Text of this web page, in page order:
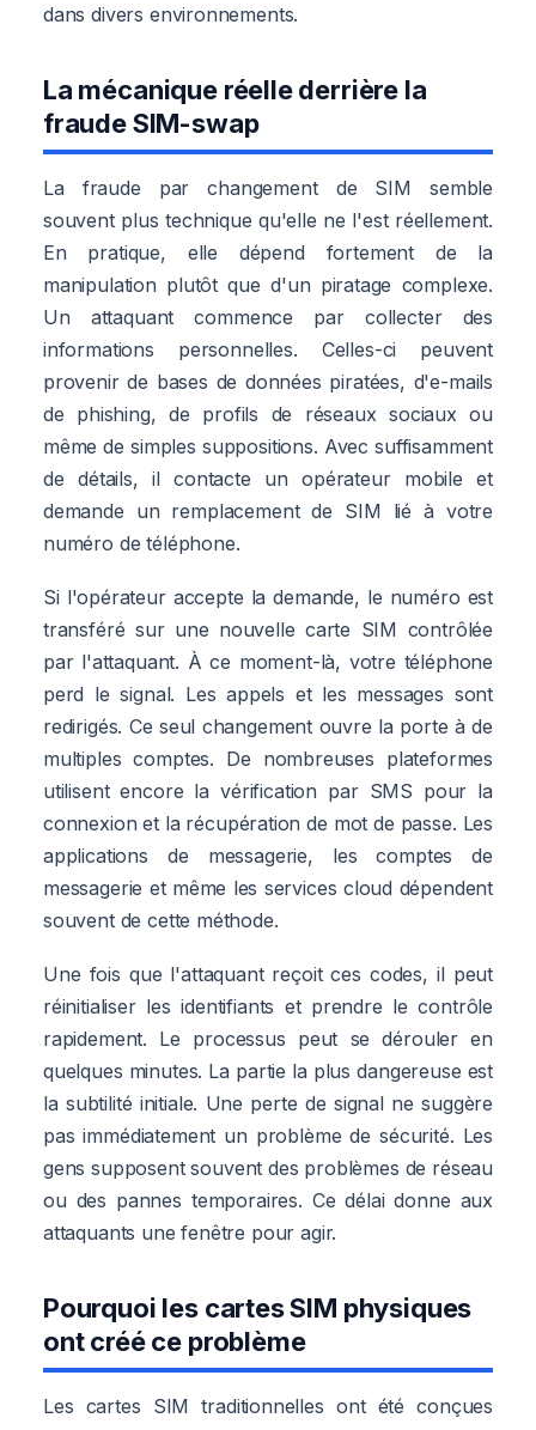
dans divers environnements.
La mécanique réelle derrière la
fraude SIM-swap
La fraude par changement de SIM semble
souvent plus technique qu'elle ne l'est réellement.
En pratique, elle dépend fortement de la
manipulation plutôt que d'un piratage complexe.
Un attaquant commence par collecter des
informations personnelles. Celles-ci peuvent
provenir de bases de données piratées, d'e-mails
de phishing, de profils de réseaux sociaux ou
même de simples suppositions. Avec suffisamment
de détails, il contacte un opérateur mobile et
demande un remplacement de SIM lié à votre
numéro de téléphone.
Si l'opérateur accepte la demande, le numéro est
transféré sur une nouvelle carte SIM contrôlée
par l'attaquant. À ce moment-là, votre téléphone
perd le signal. Les appels et les messages sont
redirigés. Ce seul changement ouvre la porte à de
multiples comptes. De nombreuses plateformes
utilisent encore la vérification par SMS pour la
connexion et la récupération de mot de passe. Les
applications de messagerie, les comptes de
messagerie et même les services cloud dépendent
souvent de cette méthode.
Une fois que l'attaquant reçoit ces codes, il peut
réinitialiser les identifiants et prendre le contrôle
rapidement. Le processus peut se dérouler en
quelques minutes. La partie la plus dangereuse est
la subtilité initiale. Une perte de signal ne suggère
pas immédiatement un problème de sécurité. Les
gens supposent souvent des problèmes de réseau
ou des pannes temporaires. Ce délai donne aux
attaquants une fenêtre pour agir.
Pourquoi les cartes SIM physiques
ont créé ce problème
Les cartes SIM traditionnelles ont été conçues